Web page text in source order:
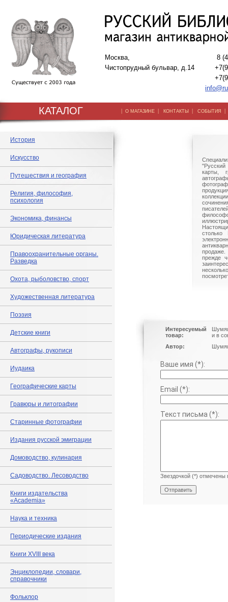
Москва,
Чистопрудный бульвар, д.14
8
КАТАЛОГ | О МАГАЗИНЕ | КОНТАКТЫ | СОБЫТИЯ
История
Искусство
Путешествия и география
Религия, философия,
психология
Экономика, финансы
Юридическая литература
Правоохранительные органы.
Разведка
Охота, рыболовство, спорт
Художественная литература
Поэзия
Детские книги
Автографы, рукописи
Иудаика
Географические карты
Гравюры и литографии
Старинные фотографии
Издания русской эмиграции
Домоводство, кулинария
Садоводство. Лесоводство
Книги издательства
«Academia»
Наука и техника
Периодические издания
Книги XVIII века
Энциклопедии, словари,
справочники
Фольклор
"Русский
карты,
столько
прежде
Интересуемый
товар:
и в
Автор:
Ваше имя (*):
Email (*):
Текст письма (*):
Звездочкой (*) отмечены